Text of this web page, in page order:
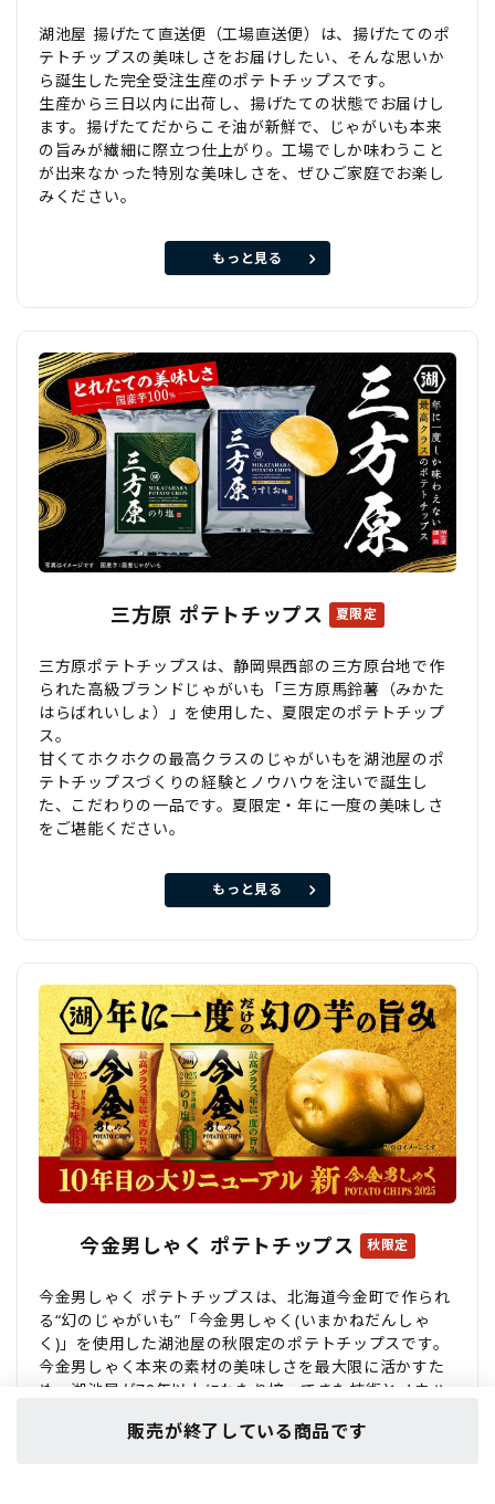
販売が終了している商品です
湖池屋 揚げたて直送便（工場直送便）は、揚げたてのポ
テトチップスの美味しさをお届けしたい、そんな思いか
ら誕生した完全受注生産のポテトチップスです。
生産から三日以内に出荷し、揚げたての状態でお届けし
ます。揚げたてだからこそ油が新鮮で、じゃがいも本来
の旨みが繊細に際立つ仕上がり。工場でしか味わうこと
が出来なかった特別な美味しさを、ぜひご家庭でお楽し
みください。
もっと見る
三方原 ポテトチップス 夏限定
三方原ポテトチップスは、静岡県西部の三方原台地で作
られた高級ブランドじゃがいも「三方原馬鈴薯（みかた
はらばれいしょ）」を使用した、夏限定のポテトチップ
ス。
甘くてホクホクの最高クラスのじゃがいもを湖池屋のポ
テトチップスづくりの経験とノウハウを注いで誕生し
た、こだわりの一品です。夏限定・年に一度の美味しさ
をご堪能ください。
もっと見る
今金男しゃく ポテトチップス 秋限定
今金男しゃく ポテトチップスは、北海道今金町で作られ
る“幻のじゃがいも”「今金男しゃく(いまかねだんしゃ
く)」を使用した湖池屋の秋限定のポテトチップスです。
今金男しゃく本来の素材の美味しさを最大限に活かすた
め、湖池屋が70年以上にわたり培ってきた技術とノウハ
屋のこだわりが生んだ、年に一度の美味しさをぜひご賞